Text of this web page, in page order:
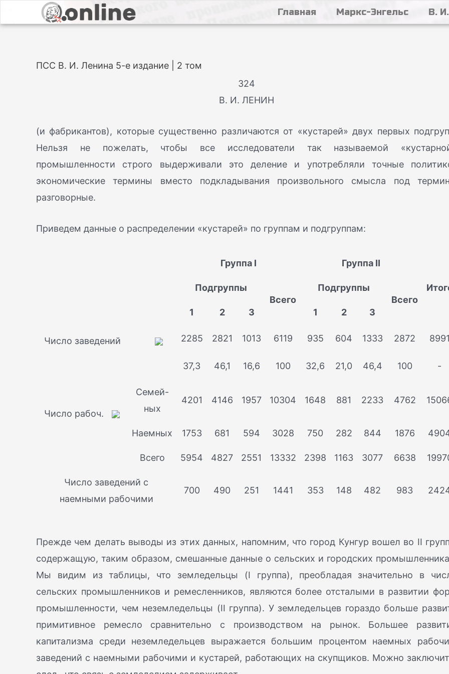
Главная Маркс-Энгельс В.
ПСС В. И. Ленина 5-е издание | 2 том
324
В. И. ЛЕНИН
(и фабрикантов), которые существенно различаются от «кустарей» двух первых
Нельзя не пожелать, чтобы все исследователи так называемой
промышленности строго выдерживали это деление и употребляли точные
экономические термины вместо подкладывания произвольного смысла под
разговорные.
Приведем данные о распределении «кустарей» по группам и подгруппам:
Группа I Группа II
Подгруппы
Всего
Подгруппы
Всего
1
2 3 1 2 3
Число заведений 2285 2821 1013 6119 935 604 1333 2872 8991
37,3 46,1 16,6 100 32,6 21,0 46,4 100 -
Число рабоч.
Семей-
ных
4201 4146 1957 10304 1648 881 2233 4762
Наемных 1753 681 594 3028 750 282 844 1876
Всего 5954 4827 2551 13332 2398 1163 3077 6638
Число заведений с
наемными рабочими
700 490 251 1441 353 148 482 983
Прежде чем делать выводы из этих данных, напомним, что город Кунгур вошел во II
содержащую, таким образом, смешанные данные о сельских и городских
Мы видим из таблицы, что земледельцы (I группа), преобладая значительно в
сельских промышленников и ремесленников, являются более отсталыми в развитии
промышленности, чем неземледельцы (II группа). У земледельцев гораздо больше
примитивное ремесло сравнительно с производством на рынок. Большее
капитализма среди неземледельцев выражается большим процентом наемных
заведений с наемными рабочими и кустарей, работающих на скупщиков. Можно